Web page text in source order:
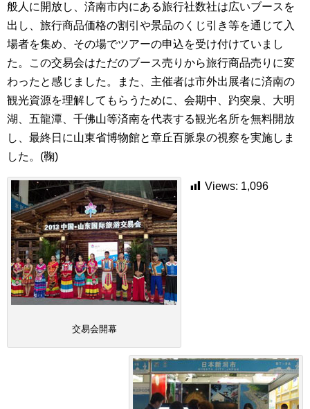
般人に開放し、済南市内にある旅行社数社は広いブースを
出し、旅行商品価格の割引や景品のくじ引き等を通じて入
場者を集め、その場でツアーの申込を受け付けていまし
た。この交易会はただのブース売りから旅行商品売りに変
わったと感じました。また、主催者は市外出展者に済南の
観光資源を理解してもらうために、会期中、趵突泉、大明
湖、五龍潭、千佛山等済南を代表する観光名所を無料開放
し、最終日に山東省博物館と章丘百脈泉の視察を実施しま
した。(鞠)
交易会開幕
Views: 1,096